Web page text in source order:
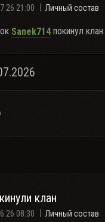
21:00 Личный состав
Sanek714 покинул клан.
клан
08:30 Личный состав